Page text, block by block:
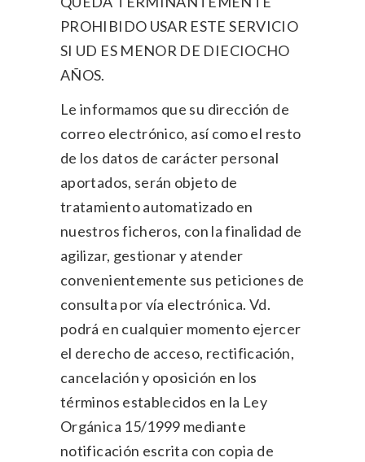
PROHIBIDO USAR ESTE SERVICIO
SI UD ES MENOR DE DIECIOCHO
AÑOS.
Le informamos que su dirección de
correo electrónico, así como el resto
de los datos de carácter personal
aportados, serán objeto de
tratamiento automatizado en
nuestros ficheros, con la finalidad de
agilizar, gestionar y atender
convenientemente sus peticiones de
consulta por vía electrónica. Vd.
podrá en cualquier momento ejercer
el derecho de acceso, rectificación,
cancelación y oposición en los
términos establecidos en la Ley
Orgánica 15/1999 mediante
notificación escrita con copia de